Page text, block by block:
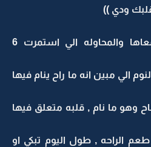
ودي ))
لما تعب من المحاوله معاها والمحاوله الي استمرت 6
الي مبين انه ما راح ينام فيها
وهو ما نام , قلبه متعلق فيها
الراحه , طول اليوم تبكي او